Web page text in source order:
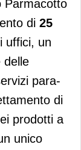
Parmacotto
di 25
uffici, un
delle
para-
di
prodotti a
unico